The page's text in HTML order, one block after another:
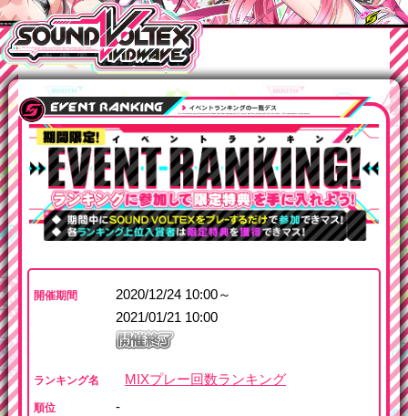
開催期間
2020/12/24 10:00～
2021/01/21 10:00
ランキング名 MIXプレー回数ランキング
順位 -